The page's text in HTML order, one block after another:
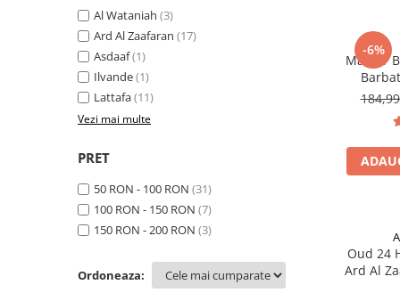
Al Wataniah (3)
Ard Al Zaafaran (17)
Asdaaf(1)
Ilvande(1)
Lattafa(11)
Vezi mai multe
PRET
50 RON - 100 RON (31)
100 RON - 150 RON (7)
150 RON - 200 RON (3)
Ordoneaza:
-6%
Maahir
Oud 24
Ard Al